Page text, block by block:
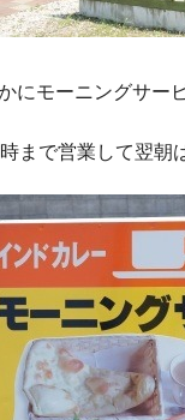
にモーニングサー
まで営業して翌朝